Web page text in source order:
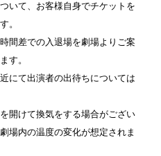
いて、お客様自身でチケットを
。
間差での入退場を劇場よりご案
す。
にて出演者の出待ちについては
開けて換気をする場合がござい
場内の温度の変化が想定されま